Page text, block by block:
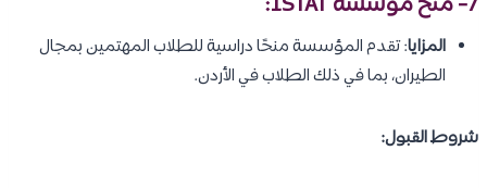
المزايا: تقدم المؤسسة منحًا دراسية للطلاب المهتمين بمجال
الطيران، بما في ذلك الطلاب في الأردن.
شروط القبول: